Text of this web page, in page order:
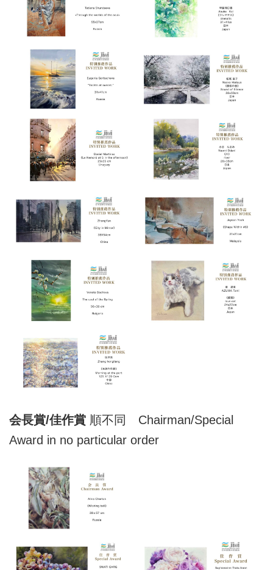
会長賞/佳作賞 順不同 Chairman/Special
Award in no particular order